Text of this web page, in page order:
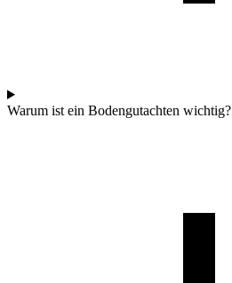
Warum ist ein Bodengutachten wichtig?